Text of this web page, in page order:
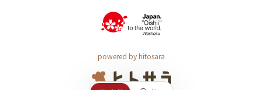
powered by hitosara